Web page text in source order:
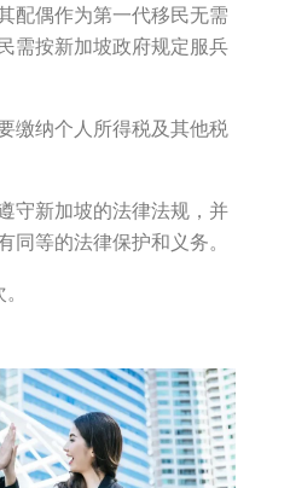
配偶作为第一代移民无需
需按新加坡政府规定服兵
缴纳个人所得税及其他税
守新加坡的法律法规，并
等的法律保护和义务。